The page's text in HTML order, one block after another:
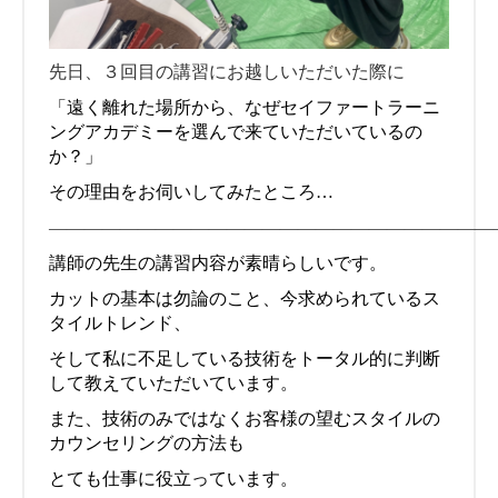
先日、３回目の講習にお越しいただいた際に
「遠く離れた場所から、なぜセイファートラーニ
ングアカデミーを選んで来ていただいているの
か？」
その理由をお伺いしてみたところ…
講師の先生の講習内容が素晴らしいです。
カットの基本は勿論のこと、今求められているス
タイルトレンド、
そして私に不足している技術をトータル的に判断
して教えていただいています。
また、技術のみではなくお客様の望むスタイルの
カウンセリングの方法も
とても仕事に役立っています。